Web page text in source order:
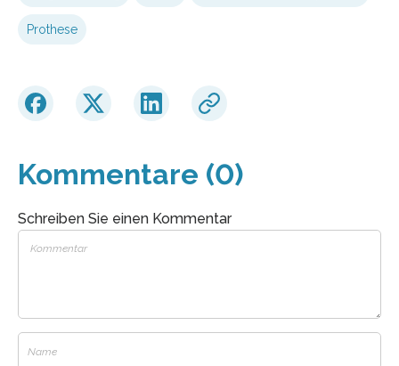
Prothese
Kommentare (0)
Schreiben Sie einen Kommentar